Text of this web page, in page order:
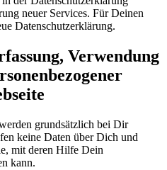
neuer Services. Für Deinen
Datenschutzerklärung.
Verwendung
grundsätzlich bei Dir
keine Daten über Dich und
mit deren Hilfe Dein
kann.